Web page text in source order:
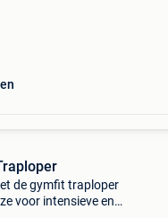
de gymfit traploper
voor intensieve en